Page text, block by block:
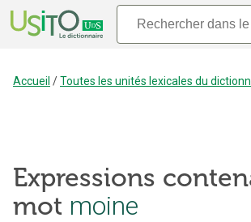
Accueil /Toutes les unités lexicales du
Expressions
mot moine